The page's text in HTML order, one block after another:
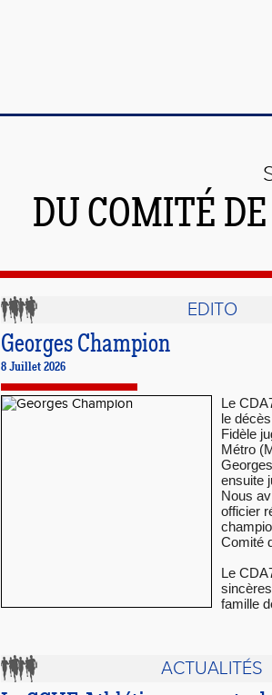
DU COMITÉ
EDITO
Georges Champion
8 Juillet 2026
Le
le
Fidèle
Métro
ensuite
Nous
officier
Comité
Le
famille
ACTUALITÉS